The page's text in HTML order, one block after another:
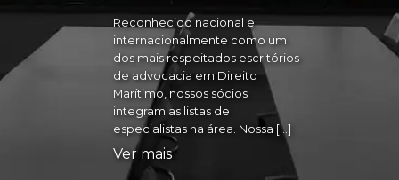
Reconhecido nacional e
internacionalmente como um
dos mais respeitados escritórios
de advocacia em Direito
Marítimo, nossos sócios
integram as listas de
especialistas na área. Nossa […]
Ver mais